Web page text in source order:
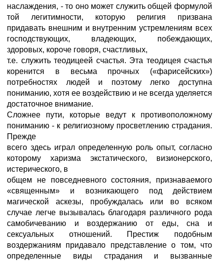
наслаждения, - то оно может служить общей формулой
той легитимности, которую религия призвана
придавать внешним и внутренним устремлениям всех
господствующих, владеющих, побеждающих,
здоровых, короче говоря, счастливых,
т.е. служить теодицеей счастья. Эта теодицея счастья
коренится в весьма прочных («фарисейских»)
потребностях людей и поэтому легко доступна
пониманию, хотя ее воздействию и не всегда уделяется
достаточное внимание.
Сложнее пути, которые ведут к противоположному
пониманию - к религиозному просветлению страдания.
Прежде
всего здесь играл определенную роль опыт, согласно
которому харизма экстатического, визионерского,
истерического, в
общем не повседневного состояния, признаваемого
«священным» и возникающего под действием
магической аскезы, пробуждалась или во всяком
случае легче вызывалась благодаря различного рода
самобичеванию и воздержанию от еды, сна и
сексуальных отношений. Престиж подобным
воздержаниям придавало представление о том, что
определенные виды страдания и вызванные